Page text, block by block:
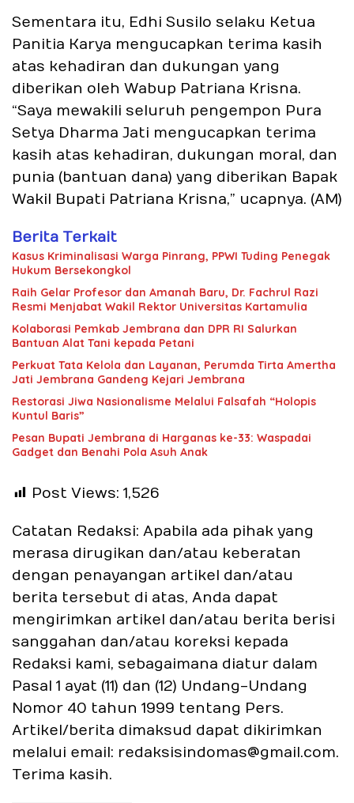
Sementara itu, Edhi Susilo selaku Ketua
Panitia Karya mengucapkan terima kasih
atas kehadiran dan dukungan yang
diberikan oleh Wabup Patriana Krisna.
“Saya mewakili seluruh pengempon Pura
Setya Dharma Jati mengucapkan terima
kasih atas kehadiran, dukungan moral, dan
punia (bantuan dana) yang diberikan Bapak
Wakil Bupati Patriana Krisna,” ucapnya. (AM)
Berita Terkait
Kasus Kriminalisasi Warga Pinrang, PPWI Tuding Penegak
Hukum Bersekongkol
Raih Gelar Profesor dan Amanah Baru, Dr. Fachrul Razi
Resmi Menjabat Wakil Rektor Universitas Kartamulia
Kolaborasi Pemkab Jembrana dan DPR RI Salurkan
Bantuan Alat Tani kepada Petani
Perkuat Tata Kelola dan Layanan, Perumda Tirta Amertha
Jati Jembrana Gandeng Kejari Jembrana
Restorasi Jiwa Nasionalisme Melalui Falsafah “Holopis
Kuntul Baris”
Pesan Bupati Jembrana di Harganas ke-33: Waspadai
Gadget dan Benahi Pola Asuh Anak
Post Views: 1,526
Catatan Redaksi: Apabila ada pihak yang
merasa dirugikan dan/atau keberatan
dengan penayangan artikel dan/atau
berita tersebut di atas, Anda dapat
mengirimkan artikel dan/atau berita berisi
sanggahan dan/atau koreksi kepada
Redaksi kami, sebagaimana diatur dalam
Pasal 1 ayat (11) dan (12) Undang-Undang
Nomor 40 tahun 1999 tentang Pers.
Artikel/berita dimaksud dapat dikirimkan
melalui email: redaksisindomas@gmail.com.
Terima kasih.